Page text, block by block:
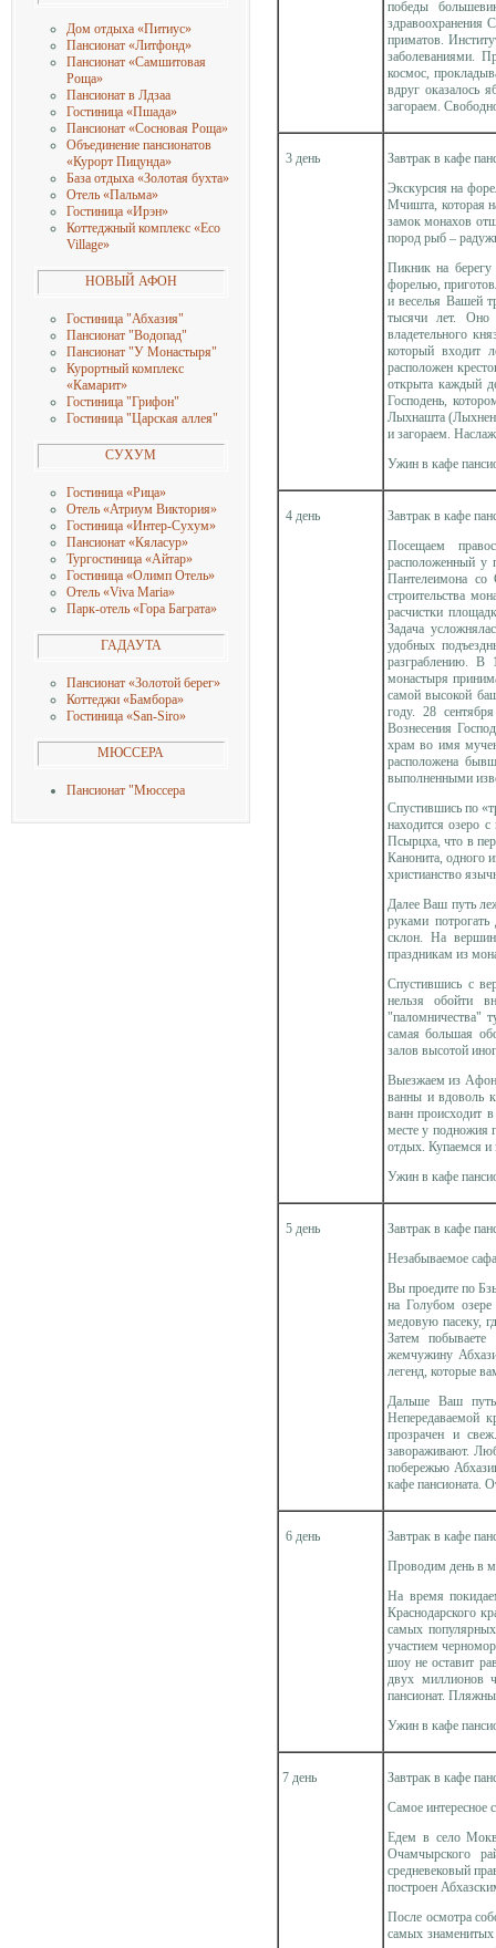
Дом отдыха «Питиус»
Пансионат «Литфонд»
Пансионат «Самшитовая
Роща»
Пансионат в Лдзаа
Гостиница «Пшада»
Пансионат «Сосновая Роща»
Объединение пансионатов
«Курорт Пицунда»
База отдыха «Золотая бухта»
Отель «Пальма»
Гостиница «Ирэн»
Коттеджный комплекс «Eco
Village»
НОВЫЙ АФОН
Гостиница "Абхазия"
Пансионат "Водопад"
Пансионат "У Монастыря"
Курортный комплекс
«Камарит»
Гостиница "Грифон"
Гостиница "Царская аллея"
СУХУМ
Гостиница «Рица»
Отель «Атриум Виктория»
Гостиница «Интер-Сухум»
Пансионат «Кяласур»
Тургостиница «Айтар»
Гостиница «Олимп Отель»
Отель «Viva Maria»
Парк-отель «Гора Баграта»
ГАДАУТА
Пансионат «Золотой берег»
Коттеджи «Бамбора»
Гостиница «San-Siro»
МЮССЕРА
Пансионат "Мюссера
победы
приматов.
заболеваниями.
космос,
вдруг оказалось
загораем.
3 день
Завтрак в кафе
Экскурсия на
Мчишта, которая
замок монахов
пород рыб –
Пикник на
форелью,
и веселья Вашей
тысячи лет. Оно
владетельного
который входит
расположен
открыта каждый
Господень,
Лыхнашта
и загораем.
Ужин в кафе
4 день
Завтрак в кафе
Посещаем
расположенный у
Пантелеимона со
строительства
расчистки
Задача
удобных
разграблению. В
монастыря
самой высокой
году. 28
Вознесения
храм во имя
расположена
выполненными
Спустившись по
находится озеро
Псырцха, что в
Канонита, одного
христианство
Далее Ваш путь
руками
склон. На
праздникам из
Спустившись с
нельзя обойти
"паломничества"
самая большая
залов высотой
Выезжаем из
ванны и вдоволь
ванн происходит
месте у подножия
отдых. Купаемся и
Ужин в кафе
5 день
Завтрак в кафе
Незабываемое
Вы проедите по
на Голубом
медовую пасеку,
Затем
жемчужину
легенд, которые
Дальше Ваш
Непередаваемой
прозрачен и
завораживают.
побережью
кафе пансионата.
6 день
Завтрак в кафе
Проводим день в
На время
Краснодарского
самых
участием
шоу не оставит
двух миллионов
пансионат.
Ужин в кафе
7 день
Завтрак в кафе
Самое интересное
Едем в село
Очамчырского
средневековый
построен
После осмотра
самых